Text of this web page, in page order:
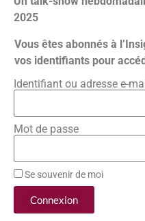
2025
Vous êtes abonnés à
vos identifiants pour
Identifiant ou adresse e-
Mot de passe
Se souvenir de moi
Connexion